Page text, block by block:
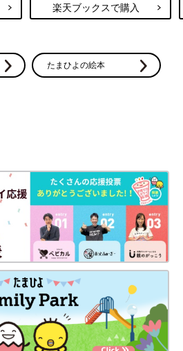
楽天ブックスで購入
たまひよの絵本